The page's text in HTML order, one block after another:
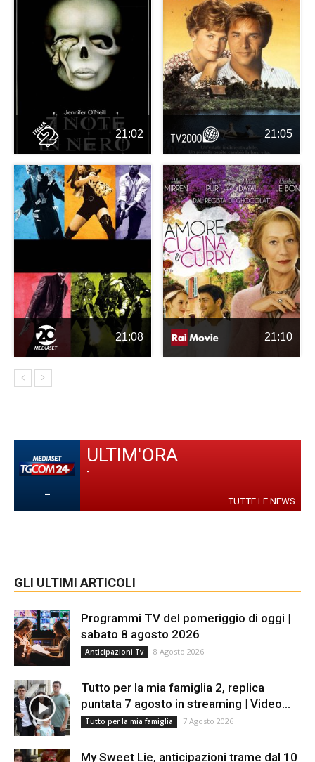
21:02 21:05
21:08 21:10
-
ULTIM'ORA
-
TUTTE LE NEWS
GLI ULTIMI ARTICOLI
Programmi TV del pomeriggio di oggi |
sabato 8 agosto 2026
Anticipazioni Tv 8 Agosto 2026
Tutto per la mia famiglia 2, replica
puntata 7 agosto in streaming | Video...
Tutto per la mia famiglia 7 Agosto 2026
My Sweet Lie, anticipazioni trame dal 10